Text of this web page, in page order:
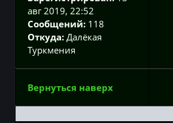
авг 2019, 22:52
Сообщений: 118
Откуда: Далёкая
Туркмения
Вернуться наверх